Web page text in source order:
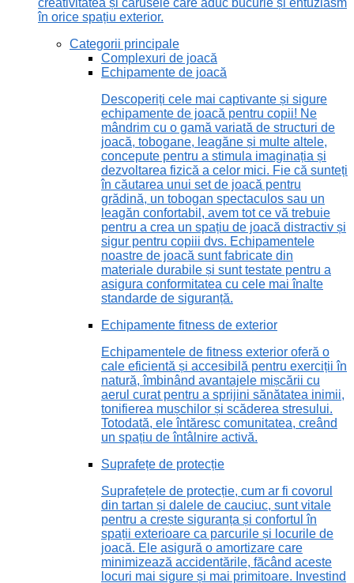
creativitatea și carusele care aduc bucurie și entuziasm
în orice spațiu exterior.
Categorii principale
Complexuri de joacă
Echipamente de joacă
Descoperiți cele mai captivante și sigure
echipamente de joacă pentru copii! Ne
mândrim cu o gamă variată de structuri de
joacă, tobogane, leagăne și multe altele,
concepute pentru a stimula imaginația și
dezvoltarea fizică a celor mici. Fie că sunteți
în căutarea unui set de joacă pentru
grădină, un tobogan spectaculos sau un
leagăn confortabil, avem tot ce vă trebuie
pentru a crea un spațiu de joacă distractiv și
sigur pentru copiii dvs. Echipamentele
noastre de joacă sunt fabricate din
materiale durabile și sunt testate pentru a
asigura conformitatea cu cele mai înalte
standarde de siguranță.
Echipamente fitness de exterior
Echipamentele de fitness exterior oferă o
cale eficientă și accesibilă pentru exerciții în
natură, îmbinând avantajele mișcării cu
aerul curat pentru a sprijini sănătatea inimii,
tonifierea mușchilor și scăderea stresului.
Totodată, ele întăresc comunitatea, creând
un spațiu de întâlnire activă.
Suprafețe de protecție
Suprafețele de protecție, cum ar fi covorul
din tartan și dalele de cauciuc, sunt vitale
pentru a crește siguranța și confortul în
spații exterioare ca parcurile și locurile de
joacă. Ele asigură o amortizare care
minimizează accidentările, făcând aceste
locuri mai sigure și mai primitoare. Investind